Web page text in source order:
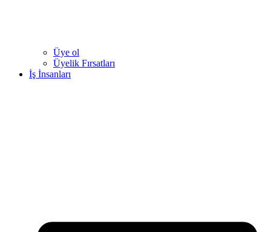
Üye ol
Üyelik Fırsatları
İş İnsanları